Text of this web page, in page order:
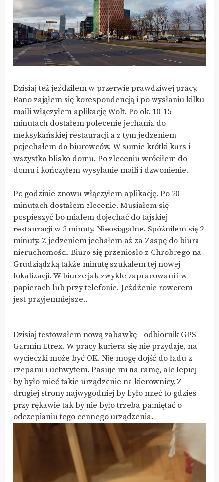
Dzisiaj też jeździłem w przerwie prawdziwej pracy.
Rano zająłem się korespondencją i po wysłaniu kilku
maili włączyłem aplikację Wolt. Po ok. 10-15
minutach dostałem polecenie jechania do
meksykańskiej restauracji a z tym jedzeniem
pojechałem do biurowców. W sumie krótki kurs i
wszystko blisko domu. Po zleceniu wróciłem do
domu i kończyłem wysyłanie maili i dzwonienie.
Po godzinie znowu włączyłem aplikację. Po 20
minutach dostałem zlecenie. Musiałem się
pospieszyć bo miałem dojechać do tajskiej
restauracji w 3 minuty. Nieosiągalne. Spóźniłem się 2
minuty. Z jedzeniem jechałem aż za Zaspę do biura
nieruchomości. Biuro się przeniosło z Chrobrego na
Grudziądzką także minutę szukałem tej nowej
lokalizacji. W biurze jak zwykle zapracowani i w
papierach lub przy telefonie. Jeżdżenie rowerem
jest przyjemniejsze...
Dzisiaj testowałem nową zabawkę - odbiornik GPS
Garmin Etrex. W pracy kuriera się nie przydaje, na
wycieczki może być OK. Nie mogę dojść do ładu z
rzepami i uchwytem. Pasuje mi na ramę, ale lepiej
by było mieć takie urządzenie na kierownicy. Z
drugiej strony najwygodniej by było mieć to gdzieś
przy rękawie tak by nie było trzeba pamiętać o
odczepianiu tego cennego urządzenia.